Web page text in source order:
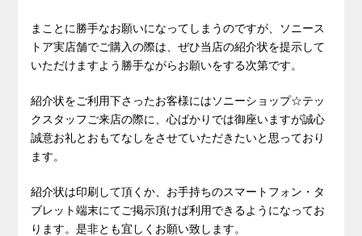
まことに勝手なお願いになってしまうのですが、ソニース
トア実店舗でご購入の際は、ぜひ当店の紹介状を提示して
いただけますよう勝手ながらお願いをする次第です。
紹介状をご利用下さったお客様にはソニーショップ☆テッ
クスタッフご来店の際に、心ばかりでは御座いますが誠心
誠意お礼とおもてなしをさせていただきたいと思っており
ます。
紹介状は印刷して頂くか、お手持ちのスマートフォン・タ
ブレット端末にてご掲示頂けば利用できるようになってお
ります。是非とも宜しくお願い致します。